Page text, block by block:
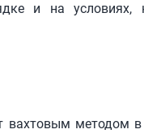
и на условиях,
вахтовым методом